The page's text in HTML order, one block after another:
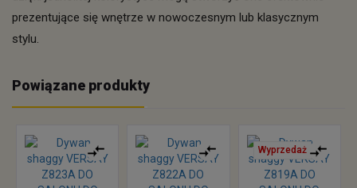
prezentujące się wnętrze w nowoczesnym lub klasycznym
stylu.
Powiązane produkty
Wyprzedaż